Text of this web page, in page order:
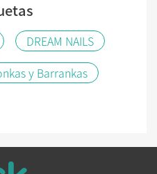
DREAM NAILS
y Barrankas